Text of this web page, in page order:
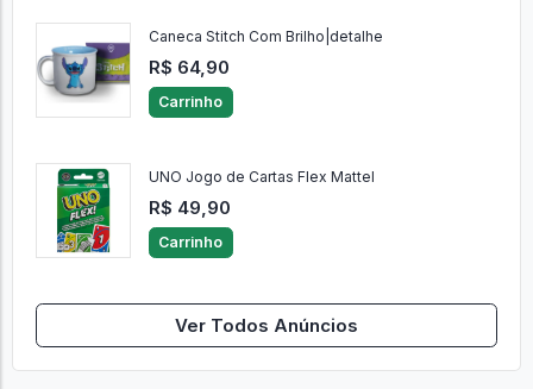
Caneca Stitch Com Brilho|detalhe
R$ 64,90
Carrinho
UNO Jogo de Cartas Flex Mattel
R$ 49,90
Carrinho
Ver Todos Anúncios